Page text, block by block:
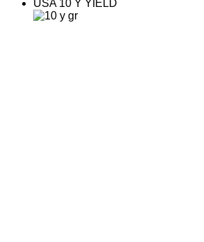
USA 10 Y YIELD